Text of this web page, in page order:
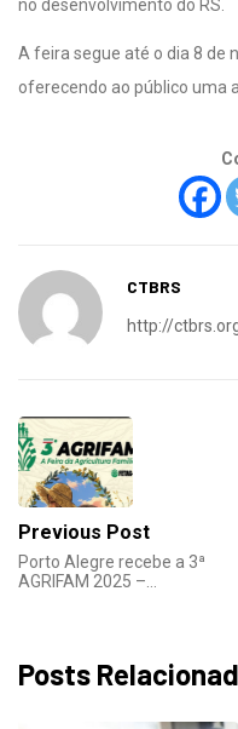
no desenvolvimento do RS.
A feira segue até o dia 8 de
oferecendo ao público uma
CTBRS
http://
Previous Post
Porto Alegre recebe a 3ª
AGRIFAM 2025 –…
Posts
NOTICIAS